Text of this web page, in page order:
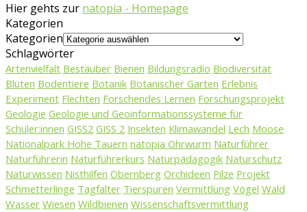
Hier gehts zur natopia - Homepage
Kategorien
Kategorien
Schlagwörter
Artenvielfalt Bestäuber Bienen Bildungsradio Biodiversität
Blüten Bodentiere Botanik Botanischer Garten Erlebnis
Experiment Flechten Forschendes Lernen Forschungsprojekt
Geologie Geologie und Geoinformationssysteme für
Schüler:innen GISS2 GISS 2 Insekten Klimawandel Lech Moose
Nationalpark Hohe Tauern natopia Ohrwurm Naturführer
Naturführerin Naturführerkurs Naturpädagogik Naturschutz
Naturwissen Nisthilfen Obernberg Orchideen Pilze Projekt
Schmetterlinge Tagfalter Tierspuren Vermittlung Vögel Wald
Wasser Wiesen Wildbienen Wissenschaftsvermittlung